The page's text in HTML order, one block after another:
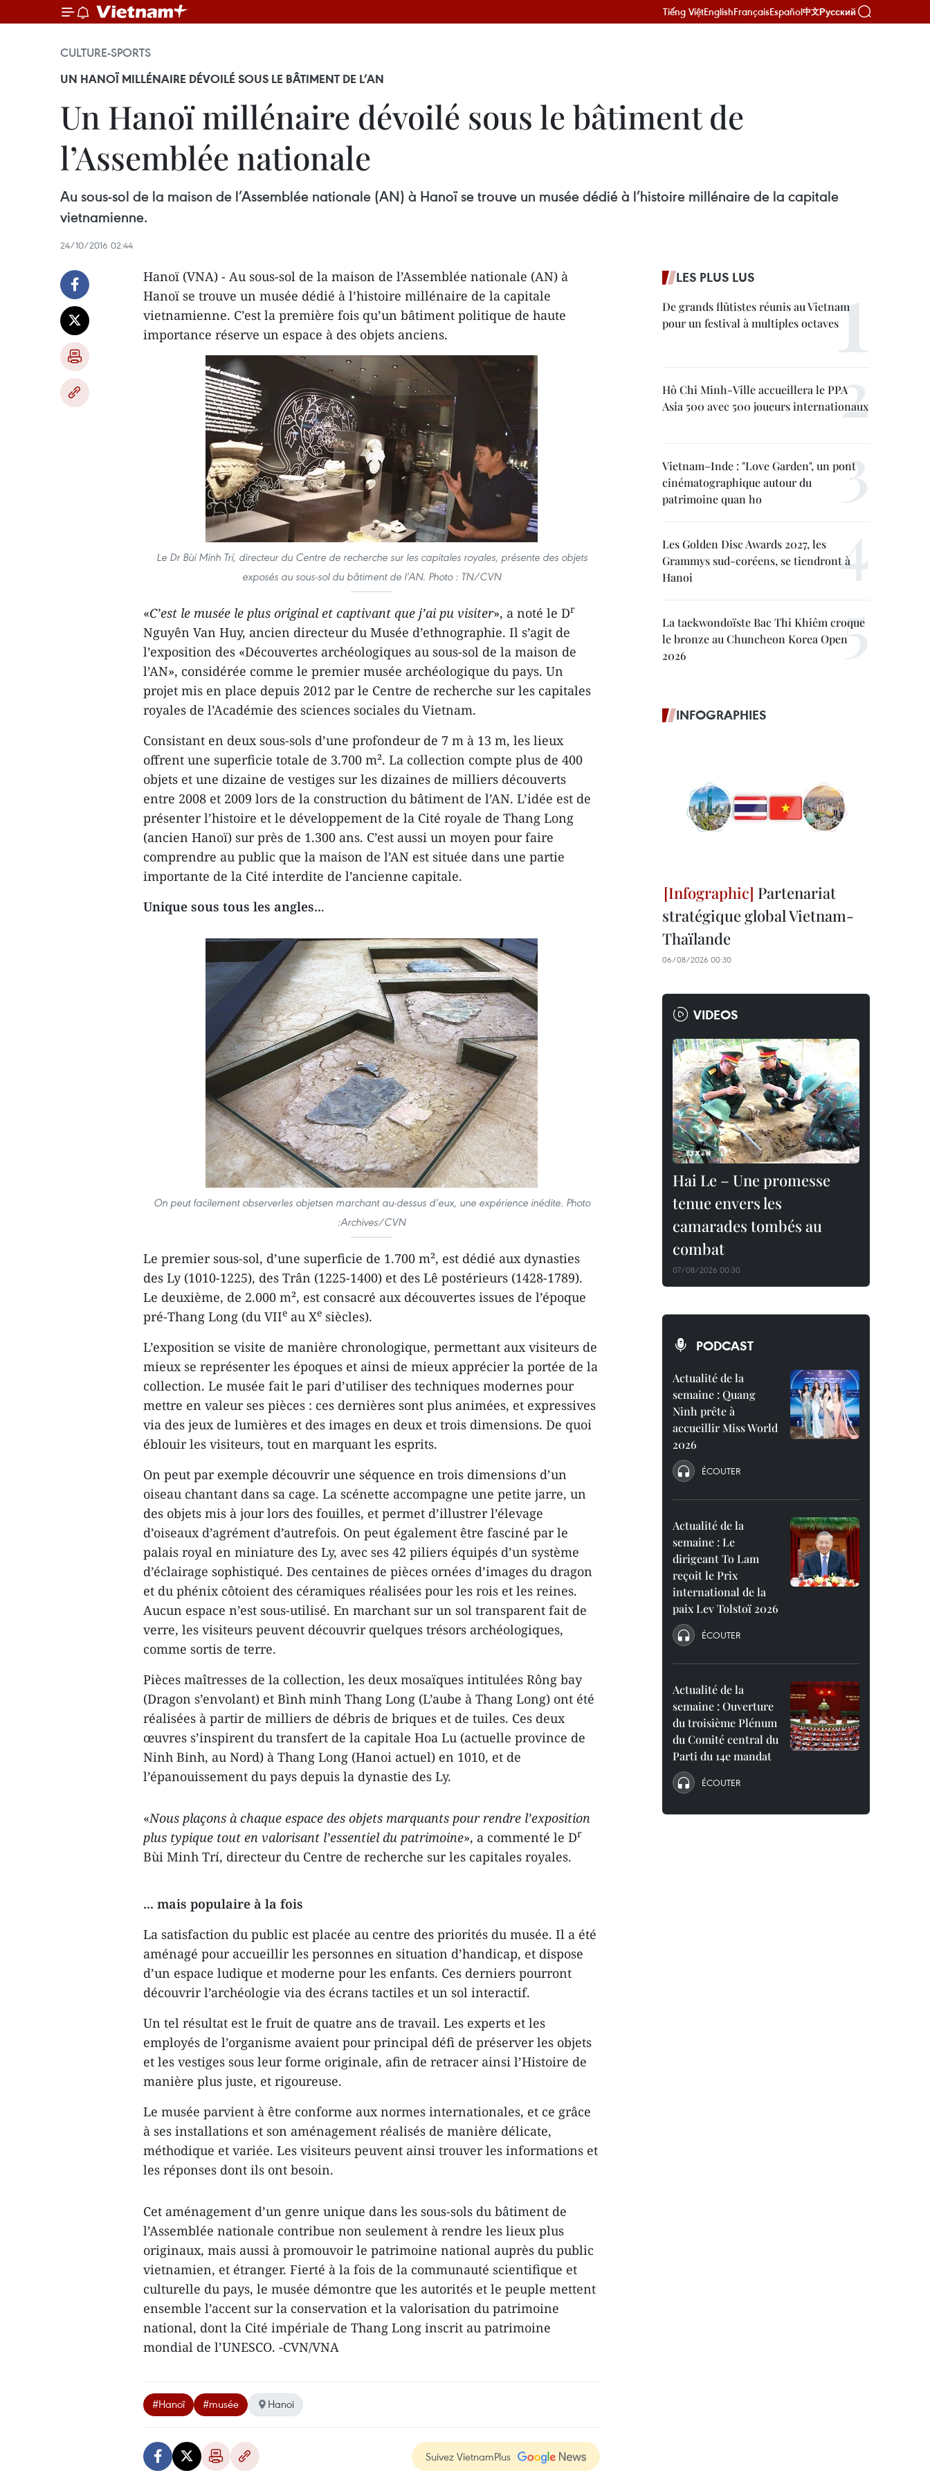
Tiếng ViệtEnglishFrançaisEspañol中文Русский
CULTURE-SPORTS
UN HANOÏ MILLÉNAIRE DÉVOILÉ SOUS LE BÂTIMENT DE L’AN
Un Hanoï millénaire dévoilé sous le bâtiment de
l’Assemblée nationale
Au sous-sol de la maison de l’Assemblée nationale (AN) à Hanoï se trouve un musée dédié à l’histoire millénaire de la capitale
vietnamienne.
24/10/2016 02:44
Hanoï (VNA) - Au sous-sol de la maison de l’Assemblée nationale (AN) à
Hanoï se trouve un musée dédié à l’histoire millénaire de la capitale
vietnamienne. C’est la première fois qu’un bâtiment politique de haute
importance réserve un espace à des objets anciens.
Le Dr Bùi Minh Trí, directeur du Centre de recherche sur les capitales royales, présente des objets
exposés au sous-sol du bâtiment de l’AN. Photo : TN/CVN
«C’est le musée le plus original et captivant que j’ai pu visiter», a noté le Dr
Nguyên Van Huy, ancien directeur du Musée d’ethnographie. Il s’agit de
l’exposition des «Découvertes archéologiques au sous-sol de la maison de
l’AN», considérée comme le premier musée archéologique du pays. Un
projet mis en place depuis 2012 par le Centre de recherche sur les capitales
royales de l’Académie des sciences sociales du Vietnam.
Consistant en deux sous-sols d’une profondeur de 7 m à 13 m, les lieux
offrent une superficie totale de 3.700 m². La collection compte plus de 400
objets et une dizaine de vestiges sur les dizaines de milliers découverts
entre 2008 et 2009 lors de la construction du bâtiment de l’AN. L’idée est de
présenter l’histoire et le développement de la Cité royale de Thang Long
(ancien Hanoï) sur près de 1.300 ans. C’est aussi un moyen pour faire
comprendre au public que la maison de l’AN est située dans une partie
importante de la Cité interdite de l’ancienne capitale.
Unique sous tous les angles...
On peut facilement observerles objetsen marchant au-dessus d’eux, une expérience inédite. Photo
:Archives/CVN
Le premier sous-sol, d’une superficie de 1.700 m², est dédié aux dynasties
des Ly (1010-1225), des Trân (1225-1400) et des Lê postérieurs (1428-1789).
Le deuxième, de 2.000 m², est consacré aux découvertes issues de l’époque
pré-Thang Long (du VIIe au Xe siècles).
L’exposition se visite de manière chronologique, permettant aux visiteurs de
mieux se représenter les époques et ainsi de mieux apprécier la portée de la
collection. Le musée fait le pari d’utiliser des techniques modernes pour
mettre en valeur ses pièces : ces dernières sont plus animées, et expressives
via des jeux de lumières et des images en deux et trois dimensions. De quoi
éblouir les visiteurs, tout en marquant les esprits.
On peut par exemple découvrir une séquence en trois dimensions d’un
oiseau chantant dans sa cage. La scénette accompagne une petite jarre, un
des objets mis à jour lors des fouilles, et permet d’illustrer l’élevage
d’oiseaux d’agrément d’autrefois. On peut également être fasciné par le
palais royal en miniature des Ly, avec ses 42 piliers équipés d’un système
d’éclairage sophistiqué. Des centaines de pièces ornées d’images du dragon
et du phénix côtoient des céramiques réalisées pour les rois et les reines.
Aucun espace n’est sous-utilisé. En marchant sur un sol transparent fait de
verre, les visiteurs peuvent découvrir quelques trésors archéologiques,
comme sortis de terre.
Pièces maîtresses de la collection, les deux mosaïques intitulées Rông bay
(Dragon s’envolant) et Bình minh Thang Long (L’aube à Thang Long) ont été
réalisées à partir de milliers de débris de briques et de tuiles. Ces deux
œuvres s’inspirent du transfert de la capitale Hoa Lu (actuelle province de
Ninh Binh, au Nord) à Thang Long (Hanoi actuel) en 1010, et de
l’épanouissement du pays depuis la dynastie des Ly.
«Nous plaçons à chaque espace des objets marquants pour rendre l’exposition
plus typique tout en valorisant l’essentiel du patrimoine», a commenté le Dr
Bùi Minh Trí, directeur du Centre de recherche sur les capitales royales.
... mais populaire à la fois
La satisfaction du public est placée au centre des priorités du musée. Il a été
aménagé pour accueillir les personnes en situation d’handicap, et dispose
d’un espace ludique et moderne pour les enfants. Ces derniers pourront
découvrir l’archéologie via des écrans tactiles et un sol interactif.
Un tel résultat est le fruit de quatre ans de travail. Les experts et les
employés de l’organisme avaient pour principal défi de préserver les objets
et les vestiges sous leur forme originale, afin de retracer ainsi l’Histoire de
manière plus juste, et rigoureuse.
Le musée parvient à être conforme aux normes internationales, et ce grâce
à ses installations et son aménagement réalisés de manière délicate,
méthodique et variée. Les visiteurs peuvent ainsi trouver les informations et
les réponses dont ils ont besoin.
Cet aménagement d’un genre unique dans les sous-sols du bâtiment de
l’Assemblée nationale contribue non seulement à rendre les lieux plus
originaux, mais aussi à promouvoir le patrimoine national auprès du public
vietnamien, et étranger. Fierté à la fois de la communauté scientifique et
culturelle du pays, le musée démontre que les autorités et le peuple mettent
ensemble l’accent sur la conservation et la valorisation du patrimoine
national, dont la Cité impériale de Thang Long inscrit au patrimoine
mondial de l’UNESCO. -CVN/VNA
#Hanoï #musée Hanoi
Suivez VietnamPlus
LES PLUS LUS
De grands flûtistes réunis au Vietnam
pour un festival à multiples octaves
Hô Chi Minh-Ville accueillera le PPA
Asia 500 avec 500 joueurs internationaux
Vietnam–Inde : "Love Garden", un pont
cinématographique autour du
patrimoine quan ho
Les Golden Disc Awards 2027, les
Grammys sud-coréens, se tiendront à
Hanoi
La taekwondoïste Bac Thi Khiêm croque
le bronze au Chuncheon Korea Open
2026
INFOGRAPHIES
Partenariat
stratégique global Vietnam-
Thaïlande
06/08/2026 00:30
VIDEOS
Hai Le – Une promesse
tenue envers les
camarades tombés au
combat
07/08/2026 00:30
PODCAST
Actualité de la
semaine : Quang
Ninh prête à
accueillir Miss World
2026
ÉCOUTER
Actualité de la
semaine : Le
dirigeant To Lam
reçoit le Prix
international de la
paix Lev Tolstoï 2026
ÉCOUTER
Actualité de la
semaine : Ouverture
du troisième Plénum
du Comité central du
Parti du 14e mandat
ÉCOUTER